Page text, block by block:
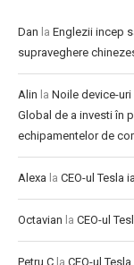
Dan la Englezii incep
supraveghere
Alin la Noile device-
Global de a investi în
echipamentelor de
Alexa la CEO-ul Tesla
Octavian la CEO-ul
Petru C la CEO-ul